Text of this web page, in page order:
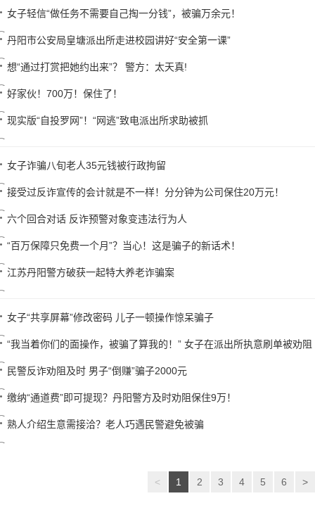
女子轻信“做任务不需要自己掏一分钱”，被骗万余元！
丹阳市公安局皇塘派出所走进校园讲好“安全第一课”
想“通过打赏把她约出来”？ 警方：太天真!
好家伙！700万！保住了！
现实版“自投罗网”！“网逃”致电派出所求助被抓
女子诈骗八旬老人35元钱被行政拘留
接受过反诈宣传的会计就是不一样！分分钟为公司保住20万元！
六个回合对话 反诈预警对象变违法行为人
“百万保障只免费一个月”？当心！这是骗子的新话术！
江苏丹阳警方破获一起特大养老诈骗案
女子“共享屏幕”修改密码 儿子一顿操作惊呆骗子
“我当着你们的面操作，被骗了算我的！” 女子在派出所执意刷单被劝阻
民警反诈劝阻及时 男子“倒赚”骗子2000元
缴纳“通道费”即可提现？丹阳警方及时劝阻保住9万！
熟人介绍生意需接洽？老人巧遇民警避免被骗
< 1 2 3 4 5 6 >